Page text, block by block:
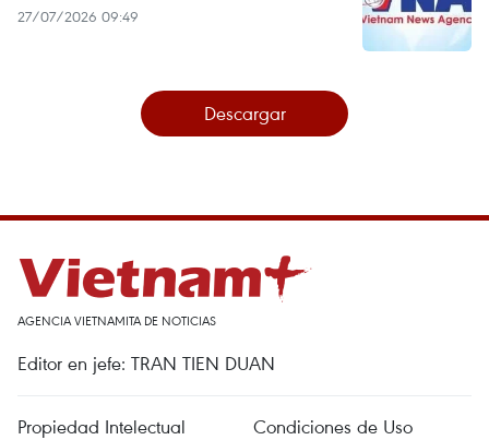
27/07/2026 09:49
Descargar
AGENCIA VIETNAMITA DE NOTICIAS
Editor en jefe: TRAN TIEN DUAN
Propiedad Intelectual
Condiciones de Uso